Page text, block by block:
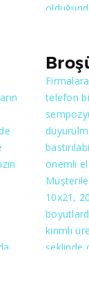
telefon
önemli
10x21,
kırımlı
şeklinde